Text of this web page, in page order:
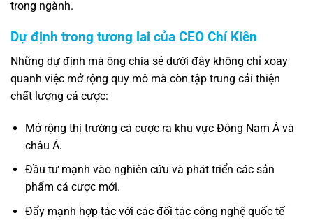
trong ngành.
Dự định trong tương lai của CEO Chí Kiên
Những dự định mà ông chia sẻ dưới đây không chỉ xoay
quanh việc mở rộng quy mô mà còn tập trung cải thiện
chất lượng cá cược:
Mở rộng thị trường cá cược ra khu vực Đông Nam Á và
châu Á.
Đầu tư mạnh vào nghiên cứu và phát triển các sản
phẩm cá cược mới.
Đẩy mạnh hợp tác với các đối tác công nghệ quốc tế